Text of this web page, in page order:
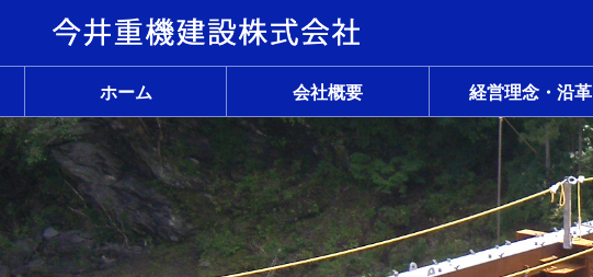
ホーム 会社概要 経営理念・沿革